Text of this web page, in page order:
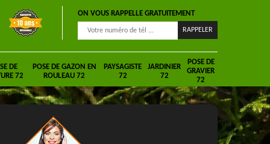
ON VOUS RAPPELLE GRATUITEMENT
DE
72
POSE DE GAZON EN
ROULEAU 72
PAYSAGISTE
72
JARDINIER
72
POSE DE
GRAVIER
72